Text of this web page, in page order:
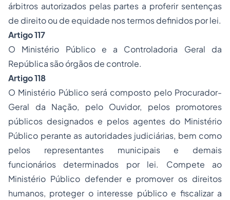
árbitros autorizados pelas partes a proferir sentenças
de direito ou de equidade nos termos definidos por lei.
Artigo 117
O Ministério Público e a Controladoria Geral da
República são órgãos de controle.
Artigo 118
O Ministério Público será composto pelo Procurador-
Geral da Nação, pelo Ouvidor, pelos promotores
públicos designados e pelos agentes do Ministério
Público perante as autoridades judiciárias, bem como
pelos representantes municipais e demais
funcionários determinados por lei. Compete ao
Ministério Público defender e promover os direitos
humanos, proteger o interesse público e fiscalizar a